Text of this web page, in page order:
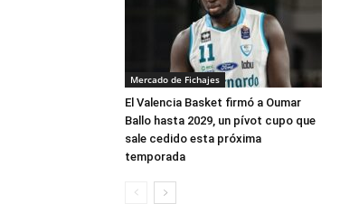
Mercado de Fichajes
El Valencia Basket firmó a Oumar
Ballo hasta 2029, un pívot cupo que
sale cedido esta próxima
temporada